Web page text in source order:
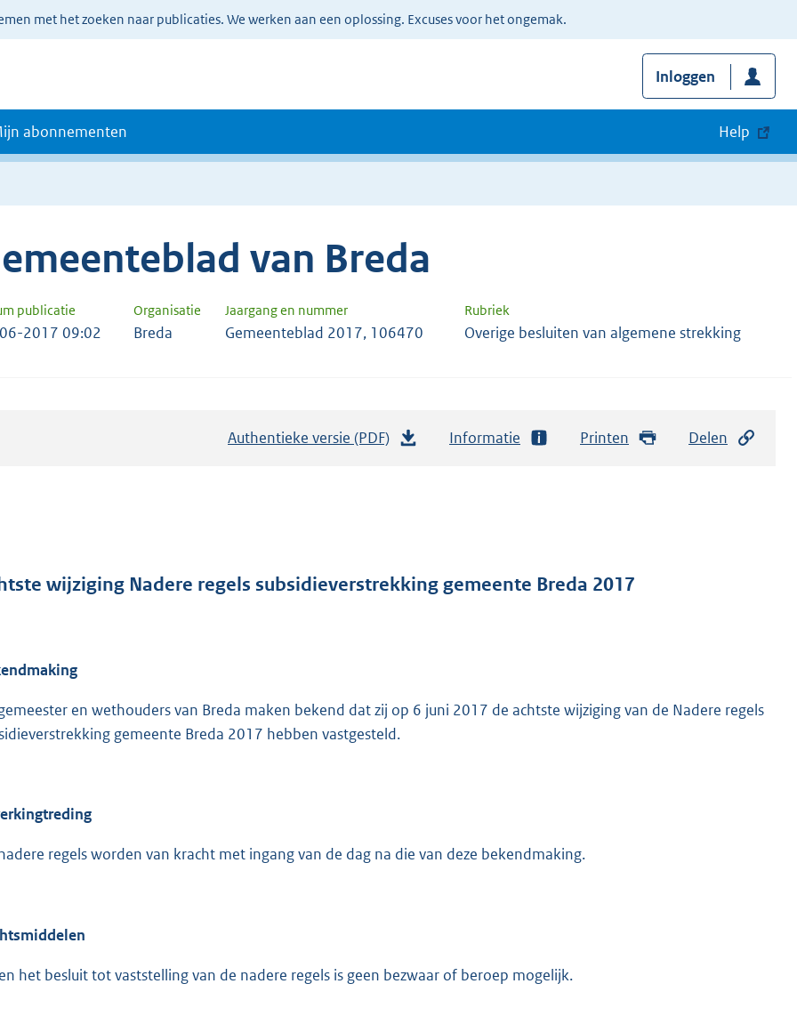
met het zoeken naar publicaties. We werken aan een oplossing. Excuses voor het ongemak.
Inloggen
abonnementen Help
van Breda
publicatie Organisatie Jaargang en nummer Rubriek
2017 09:02 Breda Gemeenteblad 2017, 106470 Overige besluiten van algemene strekking
Authentieke versie (PDF)
d
t
Informatie Printen Delen
wijziging Nadere regels subsidieverstrekking gemeente Breda 2017
en wethouders van Breda maken bekend dat zij op 6 juni 2017 de achtste wijziging van de Nadere regels
gemeente Breda 2017 hebben vastgesteld.
regels worden van kracht met ingang van de dag na die van deze bekendmaking.
het besluit tot vaststelling van de nadere regels is geen bezwaar of beroep mogelijk.